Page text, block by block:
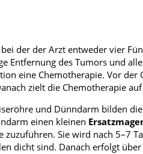
der der Arzt entweder vier
Entfernung des Tumors und
eine Chemotherapie. Vor
zielt die Chemotherapie
und Dünndarm bilden
einen kleinen
Sie wird nach 5–7
dicht sind. Danach erfolgt